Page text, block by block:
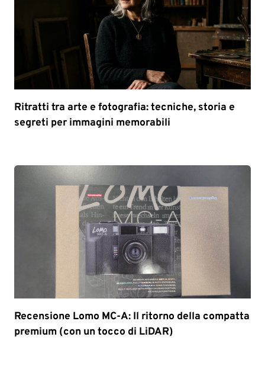
Ritratti tra arte e fotografia: tecniche, storia e
segreti per immagini memorabili
Recensione Lomo MC-A: Il ritorno della compatta
premium (con un tocco di LiDAR)